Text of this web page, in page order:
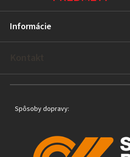
ä
i
Informácie
Spôsoby dopravy: